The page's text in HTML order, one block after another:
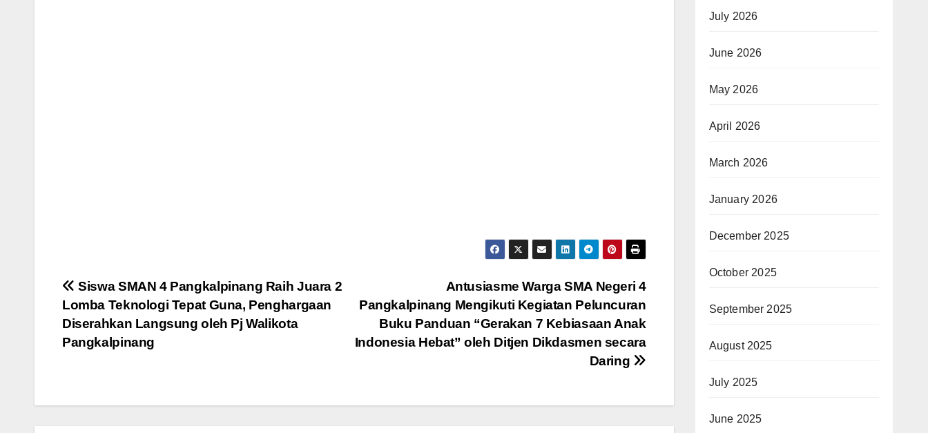
Post
navigation
Antusiasme Warga SMA Negeri 4
Pangkalpinang Mengikuti Kegiatan Peluncuran
Buku Panduan “Gerakan 7 Kebiasaan Anak
Indonesia Hebat” oleh Ditjen Dikdasmen secara
Daring
Siswa SMAN 4 Pangkalpinang Raih Juara 2
Lomba Teknologi Tepat Guna, Penghargaan
Diserahkan Langsung oleh Pj Walikota
Pangkalpinang
July 2026
June 2026
May 2026
April 2026
March 2026
January 2026
December 2025
October 2025
September 2025
August 2025
July 2025
June 2025